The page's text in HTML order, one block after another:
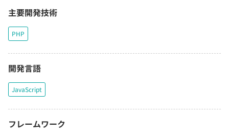
主要開発技術
PHP
開発言語
JavaScript
フレームワーク